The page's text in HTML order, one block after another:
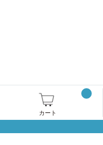
カート